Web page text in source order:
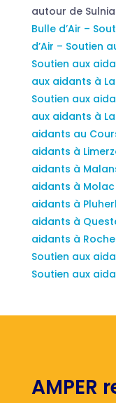
autour de
Bulle d’Air –
d’Air – Soutien
Soutien aux
aux aidants à
Soutien aux
aux aidants à
aidants au
aidants à
aidants à
aidants à Molac
aidants à
aidants à
aidants à
Soutien aux
Soutien aux
AMPER